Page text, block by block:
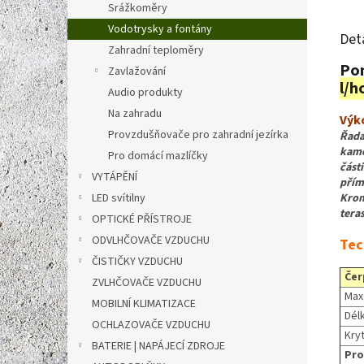
Srážkoměry
Vodotrysky a fontány
Zahradní teploměry
Zavlažování
Audio produkty
Na zahradu
Provzdušňovače pro zahradní jezírka
Pro domácí mazlíčky
VYTÁPĚNÍ
LED svítilny
OPTICKÉ PŘÍSTROJE
ODVLHČOVAČE VZDUCHU
ČISTIČKY VZDUCHU
ZVLHČOVAČE VZDUCHU
MOBILNÍ KLIMATIZACE
OCHLAZOVAČE VZDUCHU
BATERIE | NAPÁJECÍ ZDROJE
l/